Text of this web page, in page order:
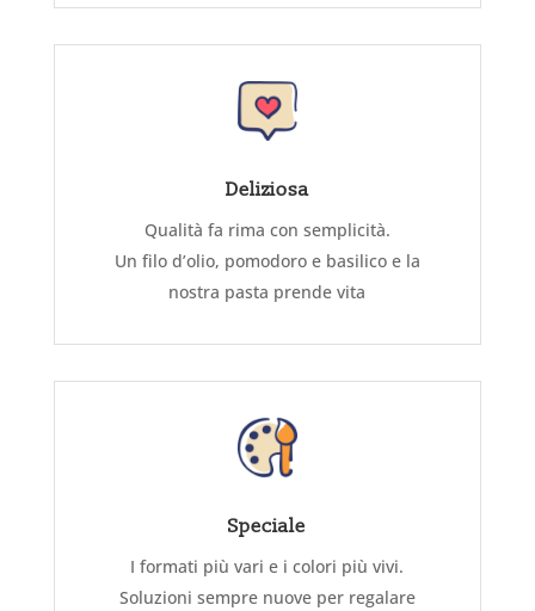
Deliziosa
Qualità fa rima con semplicità.
Un filo d’olio, pomodoro e basilico e la
nostra pasta prende vita
Speciale
I formati più vari e i colori più vivi.
Soluzioni sempre nuove per regalare